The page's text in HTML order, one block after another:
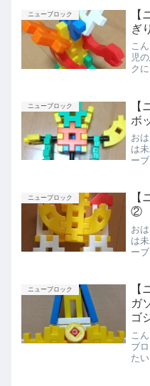
作
し
ニューブロック
【
ぎ
こ
児
ク
面
作
ニューブロック
【
ボ
お
は
ー
っ
介し
ニューブロック
【
②
お
は
ー
②
ニューブロック
【
ガ
ゴ
ム
こ
ブ
た